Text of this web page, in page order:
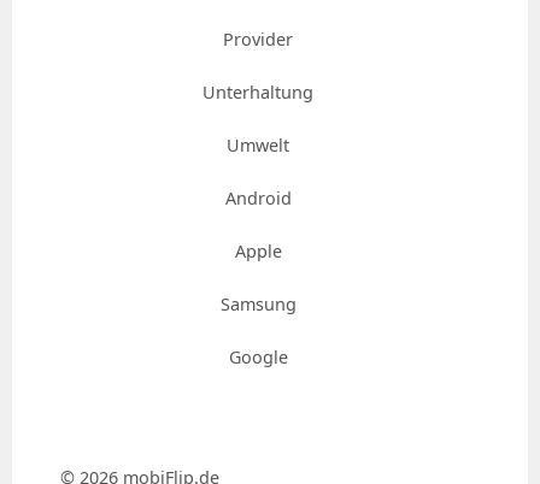
Provider
Unterhaltung
Umwelt
Android
Apple
Samsung
Google
© 2026 mobiFlip.de